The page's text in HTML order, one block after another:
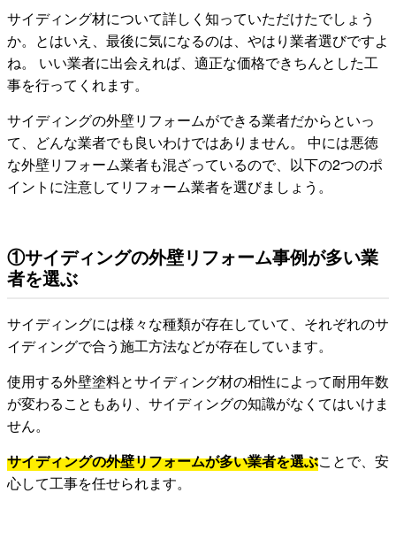
サイディング材について詳しく知っていただけたでしょう
か。とはいえ、最後に気になるのは、やはり業者選びですよ
ね。 いい業者に出会えれば、適正な価格できちんとした工
事を行ってくれます。
サイディングの外壁リフォームができる業者だからといっ
て、どんな業者でも良いわけではありません。 中には悪徳
な外壁リフォーム業者も混ざっているので、以下の2つのポ
イントに注意してリフォーム業者を選びましょう。
①サイディングの外壁リフォーム事例が多い業
者を選ぶ
サイディングには様々な種類が存在していて、それぞれのサ
イディングで合う施工方法などが存在しています。
使用する外壁塗料とサイディング材の相性によって耐用年数
が変わることもあり、サイディングの知識がなくてはいけま
せん。
サイディングの外壁リフォームが多い業者を選ぶことで、安
心して工事を任せられます。